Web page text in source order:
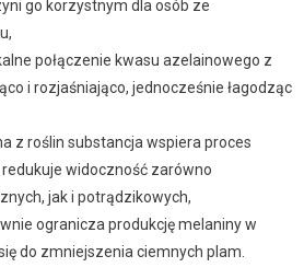
go korzystnym dla osób ze
połączenie kwasu azelainowego z
i rozjaśniająco, jednocześnie łagodząc
z roślin substancja wspiera proces
widoczność zarówno
jak i potrądzikowych,
ogranicza produkcję melaniny w
do zmniejszenia ciemnych plam.